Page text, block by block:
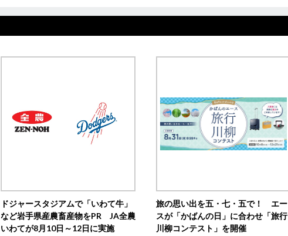
ドジャースタジアムで「いわて牛」
など岩手県産農畜産物をPR JA全農
いわてが8月10日～12日に実施
旅の思い出を五・七・五で！ エー
スが「かばんの日」に合わせ「旅行
川柳コンテスト」を開催